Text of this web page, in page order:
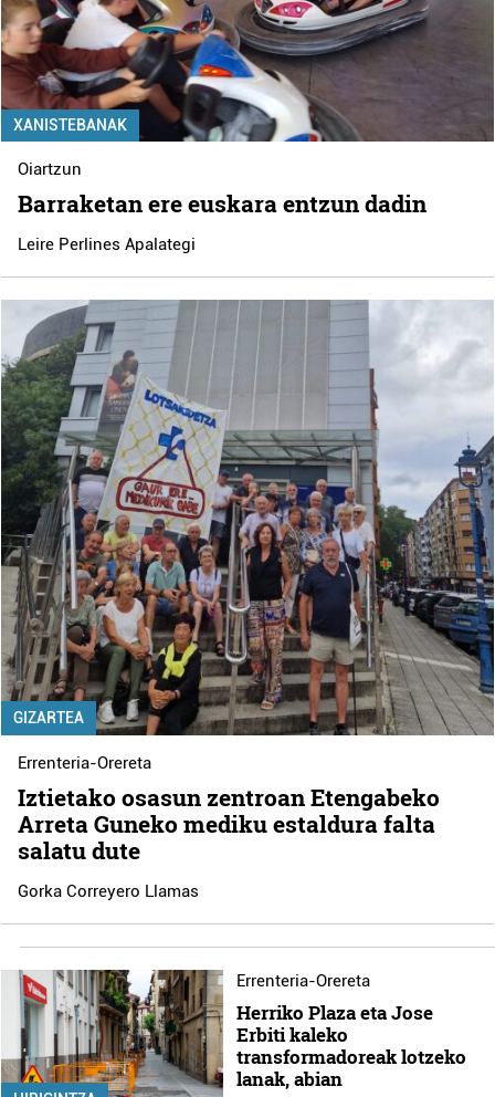
XANISTEBANAK
Oiartzun
Barraketan ere euskara entzun dadin
Leire Perlines Apalategi
GIZARTEA
Errenteria-Orereta
Iztietako osasun zentroan Etengabeko
Arreta Guneko mediku estaldura falta
salatu dute
Gorka Correyero Llamas
Errenteria-Orereta
Herriko Plaza eta Jose
Erbiti kaleko
transformadoreak lotzeko
lanak, abian